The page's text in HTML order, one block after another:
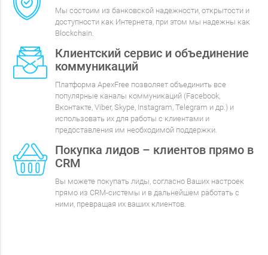
Мы состоим из банковской надежности, открытости и
доступности как Интернета, при этом мы надежны как
Blockchain.
Клиентский сервис и объединение
коммуникаций
Платформа ApexFree позволяет объединить все
популярные каналы коммуникаций (Facebook,
Вконтакте, Viber, Skype, Instagram, Telegram и др.) и
использовать их для работы с клиентами и
предоставления им необходимой поддержки.
Покупка лидов – клиентов прямо в
CRM
Вы можете покупать лиды, согласно Ваших настроек
прямо из CRM-системы и в дальнейшем работать с
ними, превращая их ваших клиентов.